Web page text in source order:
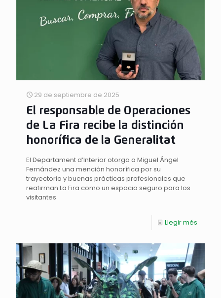
29 de septiembre de 2025
El responsable de Operaciones
de La Fira recibe la distinción
honorífica de la Generalitat
El Departament d’Interior otorga a Miguel Ángel
Fernández una mención honorífica por su
trayectoria y buenas prácticas profesionales que
reafirman La Fira como un espacio seguro para los
visitantes
Llegir més